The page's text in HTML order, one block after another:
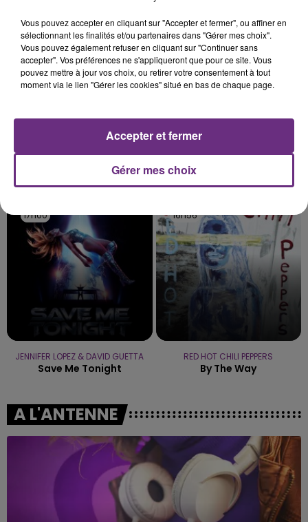
17h06
17h06
TAME IMPALA & JENNIE
Dracula
17h03
17h03
Impossible
17h00
17h00
JENNIFER LOPEZ & DAVID GUETTA
Save Me Tonight
16h56
16h56
RED HOT CHILI PEPPERS
By The Way
A L'ANTENNE
Vous pouvez accepter en cliquant sur "Accepter et fermer", ou affiner en
sélectionnant les finalités et/ou partenaires dans "Gérer mes choix".
Vous pouvez également refuser en cliquant sur "Continuer sans
accepter". Vos préférences ne s'appliqueront que pour ce site. Vous
pouvez mettre à jour vos choix, ou retirer votre consentement à tout
moment via le lien "Gérer les cookies" situé en bas de chaque page.
Gérer mes choix
Accepter et fermer